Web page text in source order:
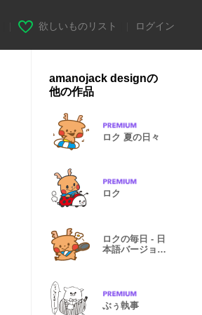
欲しいものリスト ログイン
amanojack designの
他の作品
ロク 夏の日々
ロク
ロクの毎日 - 日
本語バージョ
ぶぅ執事